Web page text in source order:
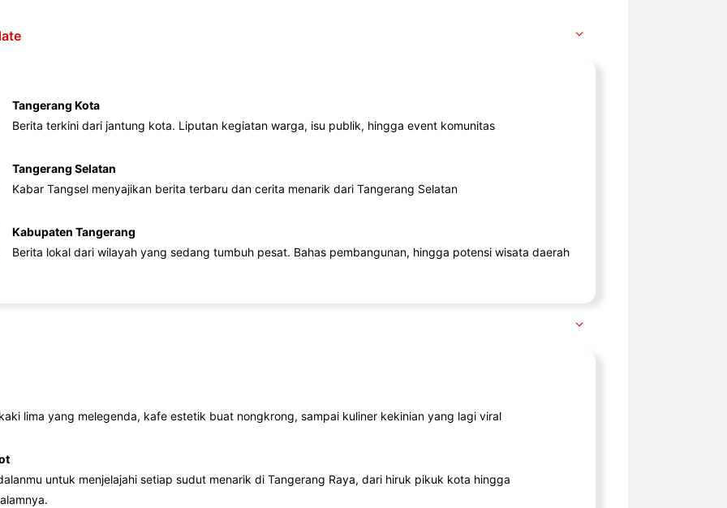
Tangerang Kota
Berita terkini dari jantung kota. Liputan kegiatan warga, isu publik, hingga event komunitas
Tangerang Selatan
Kabar Tangsel menyajikan berita terbaru dan cerita menarik dari Tangerang Selatan
Kabupaten Tangerang
Berita lokal dari wilayah yang sedang tumbuh pesat. Bahas pembangunan, hingga potensi wisata daerah
lima yang melegenda, kafe estetik buat nongkrong, sampai kuliner kekinian yang lagi viral
untuk menjelajahi setiap sudut menarik di Tangerang Raya, dari hiruk pikuk kota hingga